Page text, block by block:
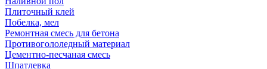
Плиточный клей
Побелка, мел
Ремонтная смесь для бетона
Противогололедный материал
Цементно-песчаная смесь
Шпатлевка